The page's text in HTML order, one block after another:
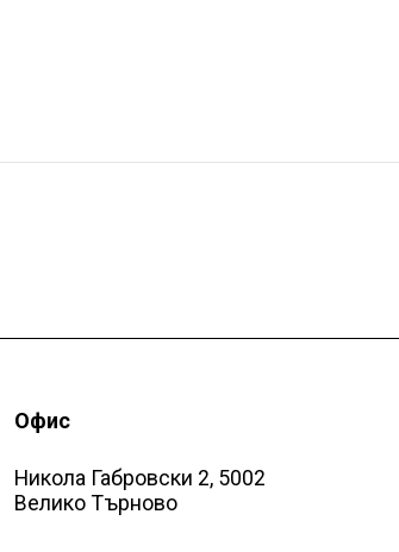
Офис
Никола Габровски 2, 5002
Велико Търново